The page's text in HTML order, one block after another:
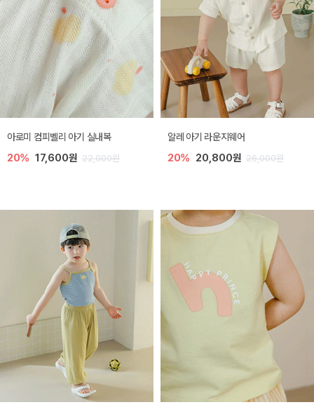
아로미 컴피벨리 아기 실내복
20% 17,600원 22,000원
알레 아기 라운지웨어
20% 20,800원 26,000원